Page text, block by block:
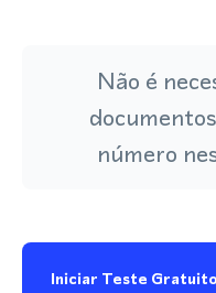
Não é
número
Iniciar Teste Gratuito